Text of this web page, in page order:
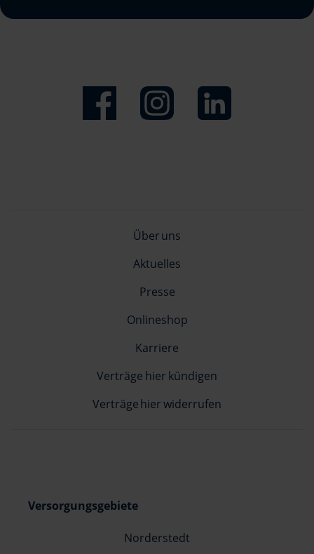
Über uns
Aktuelles
Presse
Onlineshop
Karriere
Verträge hier kündigen
Verträge hier widerrufen
Versorgungsgebiete
Norderstedt